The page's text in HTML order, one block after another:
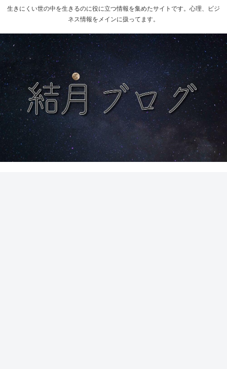
生きにくい世の中を生きるのに役に立つ情報を集めたサイトです。心理、ビジ
ネス情報をメインに扱ってます。